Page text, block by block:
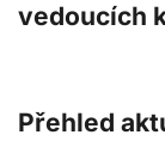
vedoucích
Přehled